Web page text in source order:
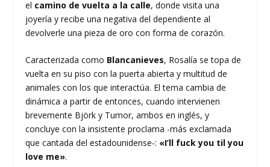
el camino de vuelta a la calle, donde visita una
joyería y recibe una negativa del dependiente al
devolverle una pieza de oro con forma de corazón.
Caracterizada como Blancanieves, Rosalía se topa de
vuelta en su piso con la puerta abierta y multitud de
animales con los que interactúa. El tema cambia de
dinámica a partir de entonces, cuando intervienen
brevemente Björk y Tumor, ambos en inglés, y
concluye con la insistente proclama -más exclamada
que cantada del estadounidense-: «I’ll fuck you til you
love me».